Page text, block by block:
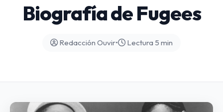
Biografía de Fugees
Redacción Ouvir• Lectura 5 min